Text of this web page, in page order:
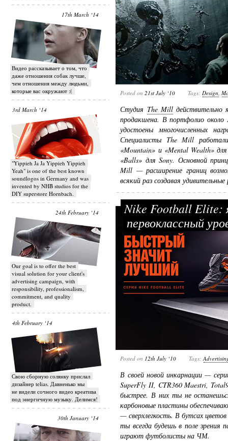
17th March ‘14
Видео рассказывает о том, что
даже отношения собак лучше,
чем отношения между людьми,
которые вас окружают :(
3rd March ‘14
"Yippieh Ja Ja Yippieh Yippieh
Yeah" is one of the best known
soundlogos in Germany and was
invented by NHB studios for the
DIY superstore Hornbach.
24th February ‘14
Our goal is to offer the best
visual solution for your client's
advertising campaign, with
responsibility, professionalism,
commitment, and quality
product.
4th February ‘14
Свою сборную солянку прислал
дизайнер telias. Давненько мы
не видели сочного видео креатива
под энергичную музыку. Делимся!
30th January ‘14
Posted on 21st July ‘10 Tags: Design,
Студия The Mill действительно
продакшена. В портфолио около
удостоены многочисленных
Специалисты The Mill
«Mountain» и «Mental Wealth»
«Balls» для Sony. Основной
Mill — расширение границ
всякий раз создавая удивительные
Nike Football Elite:
первоклассный
Posted on 12th July ‘10 Tags:
В своей новой инкарнации —
SuperFly II, CTR360 Maestri,
быстрее. В них ты не
карбоновые пластины
— сверхлегкость. В бутсах
ты всегда будешь в поле зрения
играют футболисты на ЧМ.